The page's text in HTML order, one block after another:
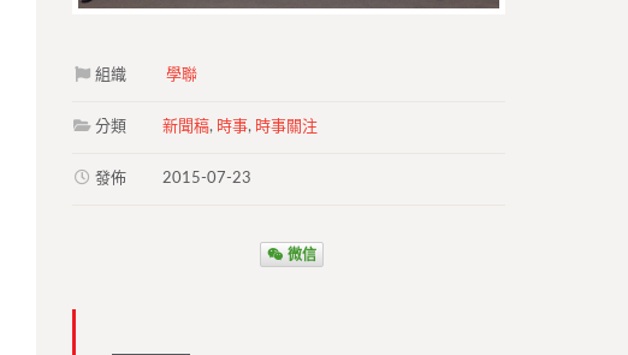
組織 學聯
分類 新聞稿, 時事, 時事關注
發佈 2015-07-23
微信